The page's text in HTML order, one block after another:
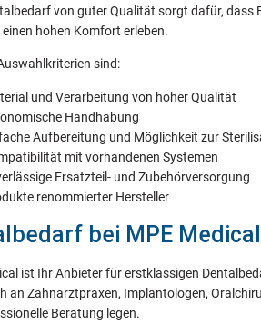
von guter Qualität sorgt dafür,
hohen Komfort erleben.
sind:
und Verarbeitung von hoher Qualität
Handhabung
Aufbereitung und Möglichkeit zur
mit vorhandenen Systemen
Ersatzteil- und Zubehörversorgung
renommierter Hersteller
bei MPE Medical
ist Ihr Anbieter für erstklassigen
an Zahnarztpraxen, Implantologen,
Beratung legen.